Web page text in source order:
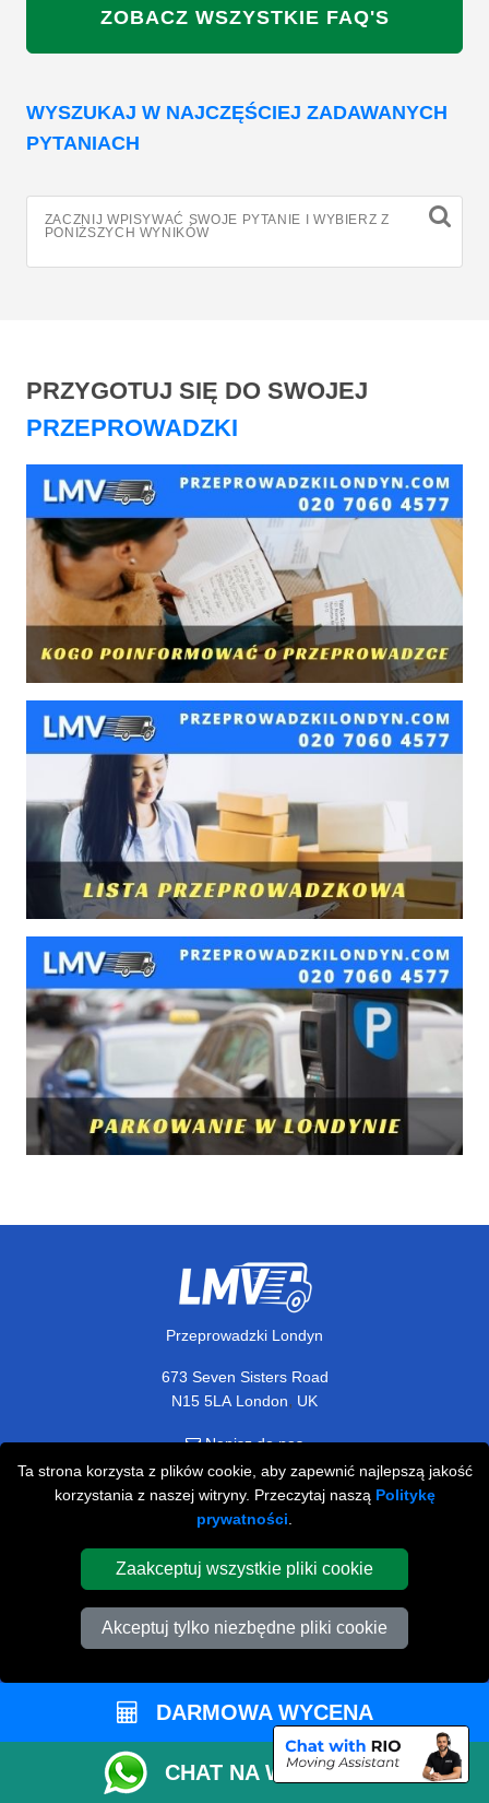
Ta strona korzysta z plików cookie, aby zapewnić najlepszą jakość
korzystania z naszej witryny. Przeczytaj naszą Politykę
prywatności
Zaakceptuj wszystkie pliki cookie
Akceptuj tylko niezbędne pliki cookie
ZOBACZ WSZYSTKIE FAQ'S
WYSZUKAJ W NAJCZĘŚCIEJ ZADAWANYCH
PYTANIACH
ZACZNIJ WPISYWAĆ SWOJE PYTANIE I WYBIERZ Z
PONIŻSZYCH WYNIKÓW
PRZYGOTUJ SIĘ DO SWOJEJ
PRZEPROWADZKI
Przeprowadzki Londyn
673 Seven Sisters Road
N15 5LA London, UK
Napisz do nas
+44 208 099 9173
STREFA KLIENTA
Kontakt
Polityka Prywatności
Warunki i Zasady Firmy
DARMOWA WYCENA
CHAT NA WHATSAPP